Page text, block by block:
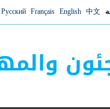
中文
English
Français
Русский